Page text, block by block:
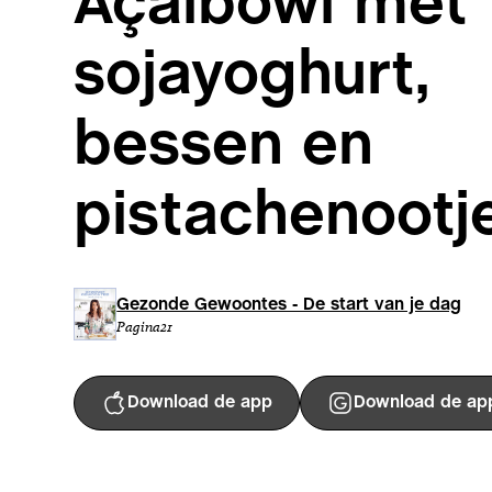
sojayoghurt,
bessen en
Gezonde Gewoontes - De start van je dag
Pagina21
Download de app Download de